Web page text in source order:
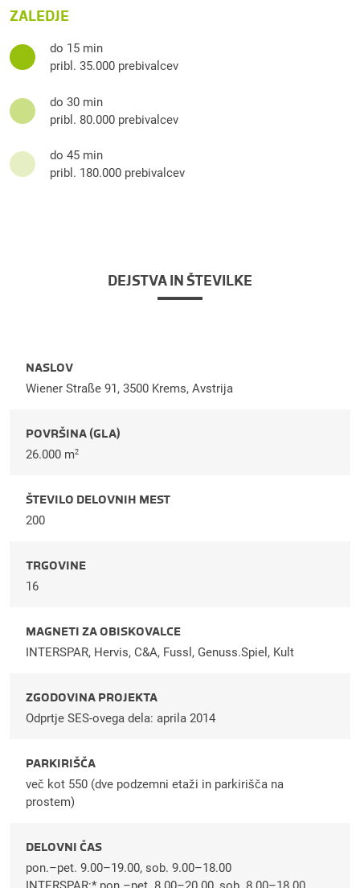
ZALEDJE
do 15 min
pribl. 35.000 prebivalcev
do 30 min
pribl. 80.000 prebivalcev
do 45 min
pribl. 180.000 prebivalcev
DEJSTVA IN ŠTEVILKE
NASLOV
Wiener Straße 91, 3500 Krems, Avstrija
POVRŠINA (GLA)
26.000 m2
ŠTEVILO DELOVNIH MEST
200
TRGOVINE
16
MAGNETI ZA OBISKOVALCE
INTERSPAR, Hervis, C&A, Fussl, Genuss.Spiel, Kult
ZGODOVINA PROJEKTA
Odprtje SES-ovega dela: aprila 2014
PARKIRIŠČA
več kot 550 (dve podzemni etaži in parkirišča na
prostem)
DELOVNI ČAS
pon.–pet. 9.00–19.00, sob. 9.00–18.00